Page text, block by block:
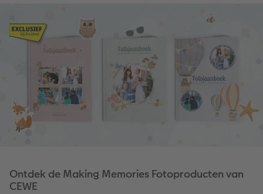
Ontdek de Making Memories Fotoproducten van
CEWE